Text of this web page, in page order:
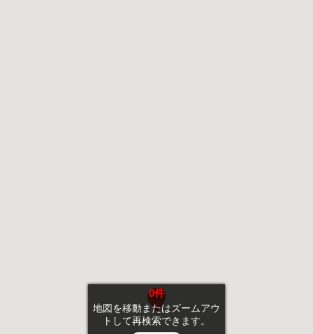
0件
地図を移動またはズームアウ
トして再検索できます。